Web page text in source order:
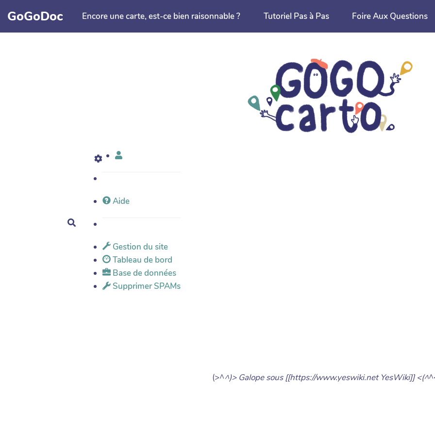
Aller au contenu principal
GoGoDoc Encore une carte, est-ce bien raisonnable ? Tutoriel Pas à Pas Foire Aux Questions
Rechercher
Aide
Gestion du site
Tableau de bord
Base de données
Supprimer SPAMs
(>^^)> Galope sous [[https://www.yeswiki.net YesWiki]] <(^